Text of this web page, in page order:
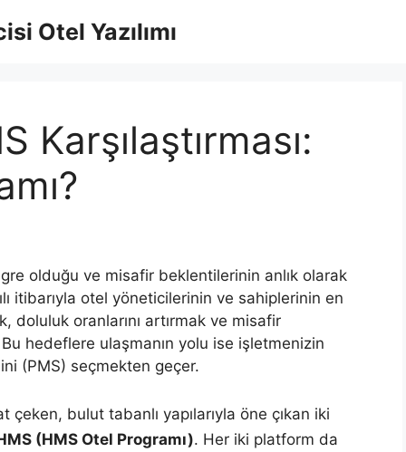
Otel Yazılımı
Karşılaştırması:
olduğu ve misafir beklentilerinin anlık olarak
itibarıyla otel yöneticilerinin ve sahiplerinin en
oranlarını artırmak ve misafir
hedeflere ulaşmanın yolu ise işletmenizin
(PMS) seçmekten geçer.
bulut tabanlı yapılarıyla öne çıkan iki
(HMS Otel Programı). Her iki platform da